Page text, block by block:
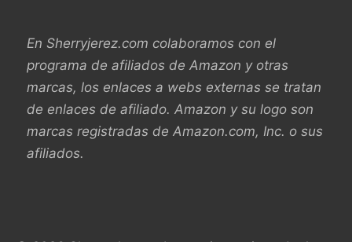
En Sherryjerez.com colaboramos con el
programa de afiliados de Amazon y otras
marcas, los enlaces a webs externas se tratan
de enlaces de afiliado. Amazon y su logo son
marcas registradas de Amazon.com, Inc. o sus
afiliados.